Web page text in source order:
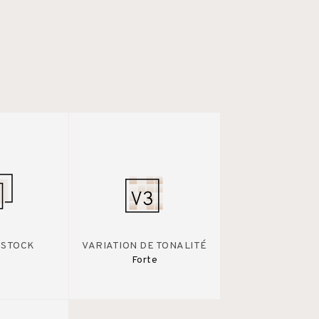
VARIATION DE TONALITÉ
Forte